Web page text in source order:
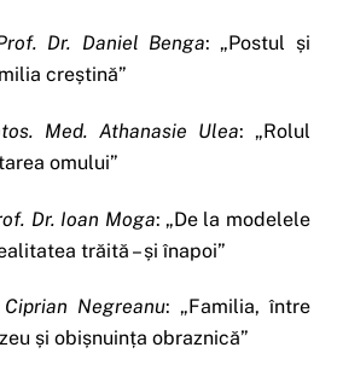
Dr. Daniel Benga: „Postul și
creștină”
Med. Athanasie Ulea: „Rolul
omului”
Dr. Ioan Moga: „De la modelele
trăită – și înapoi”
Ciprian Negreanu: „Familia, între
și obișnuința obraznică”